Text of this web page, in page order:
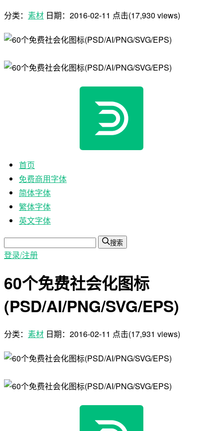
分类： 素材 日期： 2016-02-11 点击(17,930 views)
首页
免费商用字体
简体字体
繁体字体
英文字体
搜索
登录/注册
60个免费社会化图标
(PSD/AI/PNG/SVG/EPS)
分类： 素材 日期： 2016-02-11 点击(17,931 views)